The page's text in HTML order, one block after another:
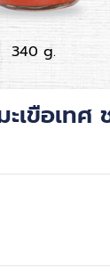
340 g.
เขือเทศ